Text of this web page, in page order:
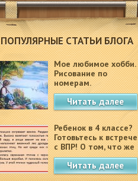
ПОПУЛЯРНЫЕ СТАТЬИ БЛОГА
Мое любимое хобби.
Рисование по
номерам.
Читать далее
Ребенок в 4 классе?
Готовьтесь к встрече
с ВПР! О том, что же
это такое.
Читать далее